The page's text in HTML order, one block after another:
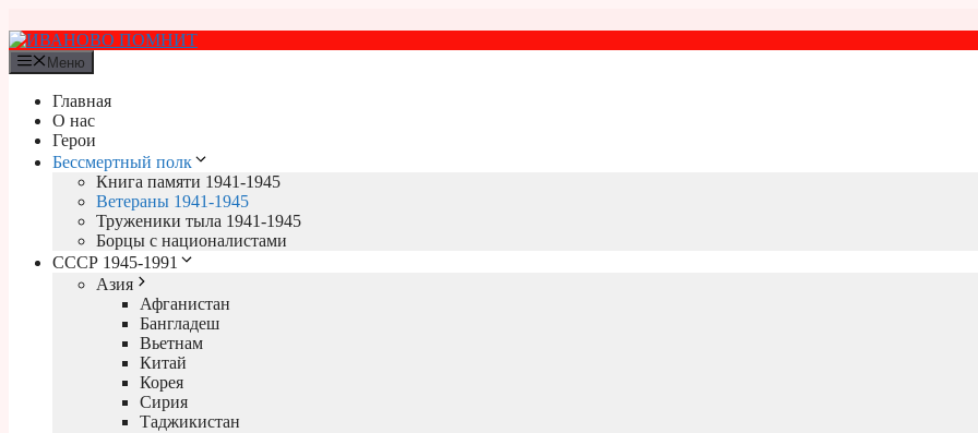
к
содержимому
Меню
Главная
О нас
Герои
Бессмертный полк
Книга памяти 1941-1945
Ветераны 1941-1945
Труженики тыла 1941-1945
Борцы с националистами
СССР 1945-1991
Азия
Афганистан
Бангладеш
Вьетнам
Китай
Корея
Сирия
Таджикистан